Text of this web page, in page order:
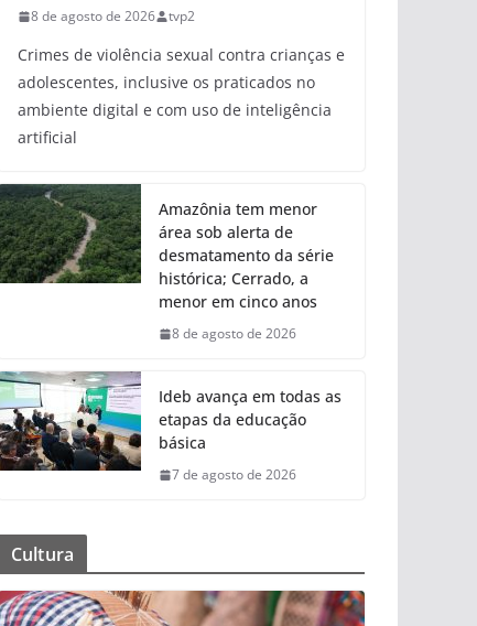
8 de agosto de 2026 tvp2
Crimes de violência sexual contra crianças e
adolescentes, inclusive os praticados no
ambiente digital e com uso de inteligência
artificial
Amazônia tem menor
área sob alerta de
desmatamento da série
histórica; Cerrado, a
menor em cinco anos
8 de agosto de 2026
Ideb avança em todas as
etapas da educação
básica
7 de agosto de 2026
Cultura